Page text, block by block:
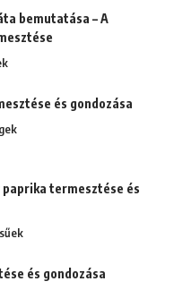
bemutatása – A
és gondozása
termesztése és
és gondozása